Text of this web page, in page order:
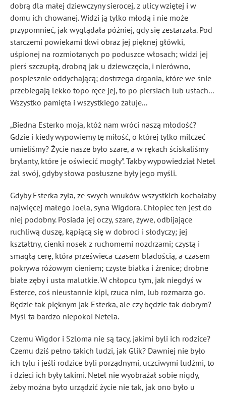
dobrą dla małej dziewczyny sierocej, z ulicy wziętej i w
domu ich chowanej. Widzi ją tylko młodą i nie może
przypomnieć, jak wyglądała później, gdy się zestarzała. Pod
starczemi powiekami tkwi obraz jej pięknej główki,
uśpionej na rozmiotanych po poduszce włosach; widzi jej
pierś szczupłą, drobną jak u dziewczęcia, i nierówno,
pospiesznie oddychającą; dostrzega drgania, które we śnie
przebiegają lekko topo ręce jej, to po piersiach lub ustach...
Wszystko pamięta i wszystkiego żałuje...
„Biedna Esterko moja, któż nam wróci naszą młodość?
Gdzie i kiedy wypowiemy tę miłość, o której tylko milczeć
umieliśmy? Życie nasze było szare, a w rękach ściskaliśmy
brylanty, które je oświecić mogły”. Takby wypowiedział Netel
żal swój, gdyby słowa posłuszne były jego myśli.
Gdyby Esterka żyła, ze swych wnuków wszystkich kochałaby
najwięcej małego Joela, syna Wigdora. Chłopiec ten jest do
niej podobny. Posiada jej oczy, szare, żywe, odbijające
ruchliwą duszę, kąpiącą się w dobroci i słodyczy; jej
kształtny, cienki nosek z ruchomemi nozdrzami; czystą i
smagłą cerę, która prześwieca czasem bladością, a czasem
pokrywa różowym cieniem; czyste białka i źrenice; drobne
białe zęby i usta malutkie. W chłopcu tym, jak niegdyś w
Esterce, coś nieustannie kipi, rzuca nim, lub rozmarza go.
Będzie tak pięknym jak Esterka, ale czy będzie tak dobrym?
Myśl ta bardzo niepokoi Netela.
Czemu Wigdor i Szloma nie są tacy, jakimi byli ich rodzice?
Czemu dziś pełno takich ludzi, jak Glik? Dawniej nie było
ich tylu i jeśli rodzice byli porządnymi, uczciwymi ludźmi, to
i dzieci ich były takimi. Netel nie wyobrażał sobie nigdy,
żeby można było urządzić życie nie tak, jak ono było u